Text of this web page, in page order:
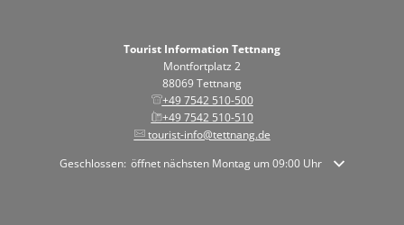
Tourist Information Tettnang
Montfortplatz 2
88069 Tettnang
+49 7542 510-500
+49 7542 510-510
tourist-info@tettnang.de
Klicken, um weitere Öffnungs- oder Schließzeiten auszublenden
Geschlossen: öffnet nächsten Montag um 09:00 Uhr